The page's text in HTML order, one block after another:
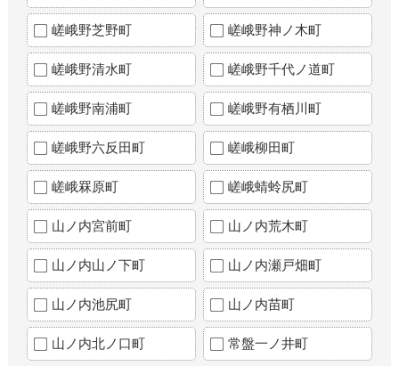
嵯峨野芝野町 嵯峨野神ノ木町
嵯峨野清水町 嵯峨野千代ノ道町
嵯峨野南浦町 嵯峨野有栖川町
嵯峨野六反田町 嵯峨柳田町
嵯峨罧原町 嵯峨蜻蛉尻町
山ノ内宮前町 山ノ内荒木町
山ノ内山ノ下町 山ノ内瀬戸畑町
山ノ内池尻町 山ノ内苗町
山ノ内北ノ口町 常盤一ノ井町